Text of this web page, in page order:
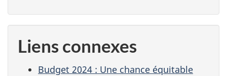
Liens connexes
Budget 2024 : Une chance équitable